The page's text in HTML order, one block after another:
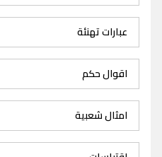
عبارات تهنئة
اقوال حكم
امثال شعبية